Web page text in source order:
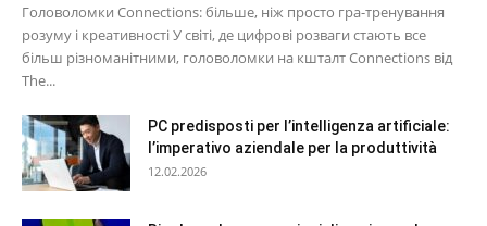
Головоломки Connections: більше, ніж просто гра-тренування
розуму і креативності У світі, де цифрові розваги стають все
більш різноманітними, головоломки на кшталт Connections від
The...
PC predisposti per l’intelligenza artificiale:
l’imperativo aziendale per la produttività
12.02.2026